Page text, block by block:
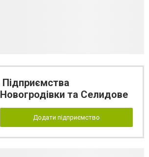
Підприємства
Новогродівки та Селидове
Додати підприємство